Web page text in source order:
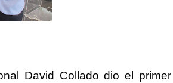
David Collado dio el primer